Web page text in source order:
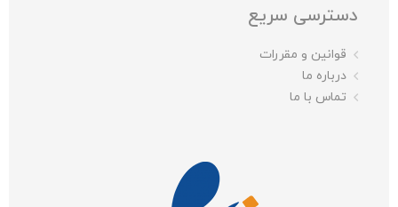
دسترسی سریع
قوانین و مقررات
درباره ما
تماس با ما